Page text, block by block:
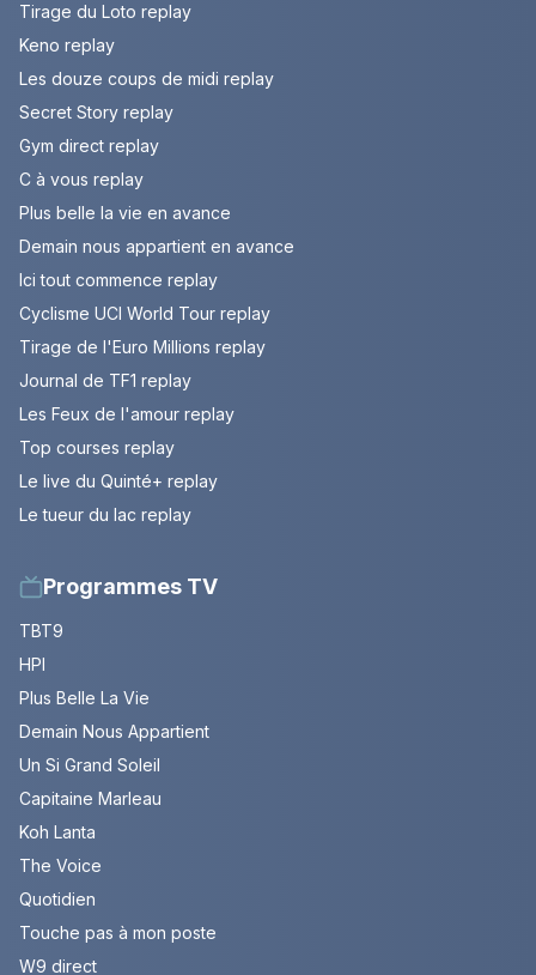
Tirage du Loto replay
Keno replay
Les douze coups de midi replay
Secret Story replay
Gym direct replay
C à vous replay
Plus belle la vie en avance
Demain nous appartient en avance
Ici tout commence replay
Cyclisme UCI World Tour replay
Tirage de l'Euro Millions replay
Journal de TF1 replay
Les Feux de l'amour replay
Top courses replay
Le live du Quinté+ replay
Le tueur du lac replay
Programmes TV
TBT9
HPI
Plus Belle La Vie
Demain Nous Appartient
Un Si Grand Soleil
Capitaine Marleau
Koh Lanta
The Voice
Quotidien
Touche pas à mon poste
W9 direct